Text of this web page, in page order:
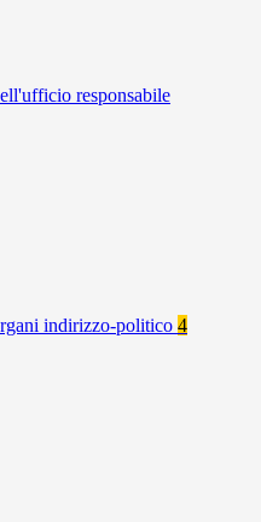
responsabile
indirizzo-politico 4